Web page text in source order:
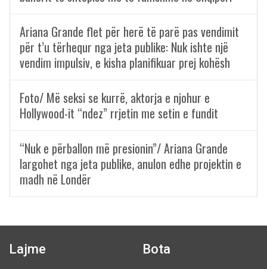
Ariana Grande flet për herë të parë pas vendimit
për t’u tërhequr nga jeta publike: Nuk ishte një
vendim impulsiv, e kisha planifikuar prej kohësh
Foto/ Më seksi se kurrë, aktorja e njohur e
Hollywood-it “ndez” rrjetin me setin e fundit
“Nuk e përballon më presionin”/ Ariana Grande
largohet nga jeta publike, anulon edhe projektin e
madh në Londër
Lajme Bota